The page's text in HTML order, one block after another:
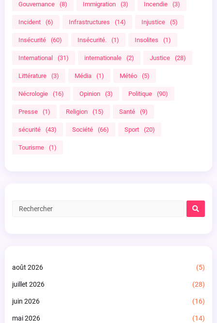
Gouvernance (8) Immigration (3) Incendie (3)
Incident (6) Infrastructures (14) Injustice (5)
Insécurité (60) Insécurité. (1) Insolites (1)
International (31) internationale (2) Justice (28)
Littérature (3) Média (1) Météo (5)
Nécrologie (16) Opinion (3) Politique (90)
Presse (1) Religion (15) Santé (9)
sécurité (43) Société (66) Sport (20)
Tourisme (1)
août 2026 (5)
juillet 2026 (28)
juin 2026 (16)
mai 2026 (14)